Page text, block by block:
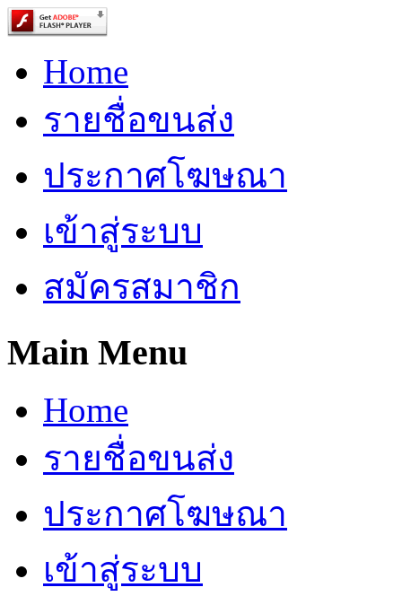
Home
รายชื่อขนส่ง
ประกาศโฆษณา
เข้าสู่ระบบ
สมัครสมาชิก
Main Menu
Home
รายชื่อขนส่ง
ประกาศโฆษณา
เข้าสู่ระบบ